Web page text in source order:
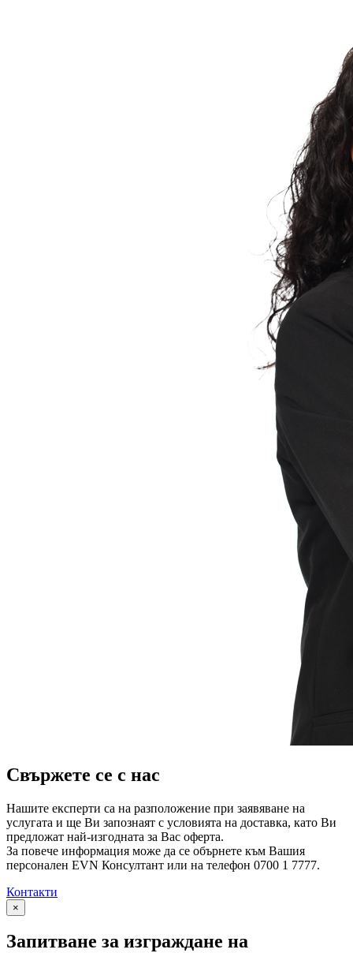
Свържете се с нас
Нашите експерти са на разположение при заявяване на
услугата и ще Ви запознаят с условията на доставка, като Ви
предложат най-изгодната за Вас оферта.
За повече информация може да се обърнете към Вашия
персонален EVN Консултант или на телефон 0700 1 7777.
Контакти
×
Запитване за изграждане на